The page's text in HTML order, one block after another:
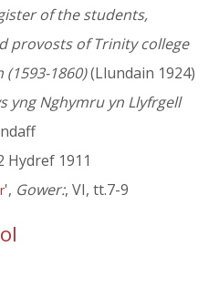
of the students,
provosts of Trinity college
1860)(Llundain 1924)
yng Nghymru yn Llyfrgell
Hydref 1911
', Gower:, VI, tt.7-9